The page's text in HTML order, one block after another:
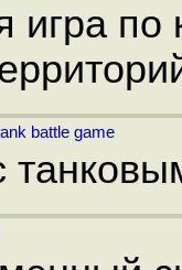
игра по
battle game